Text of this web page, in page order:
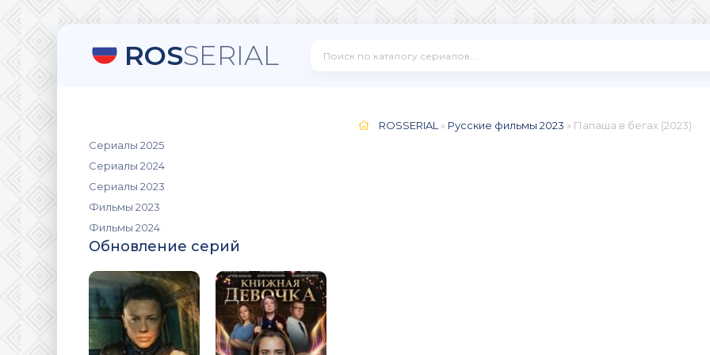
ROSSERIAL
Сериалы 2025
Сериалы 2024
Сериалы 2023
Фильмы 2023
Фильмы 2024
Обновление серий
ROSSERIAL » Русские фильмы 2023 » Папаша в бегах (2023)